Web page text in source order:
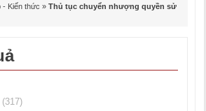
- Kiến thức » Thủ tục chuyển nhượng quyền sử
(317)